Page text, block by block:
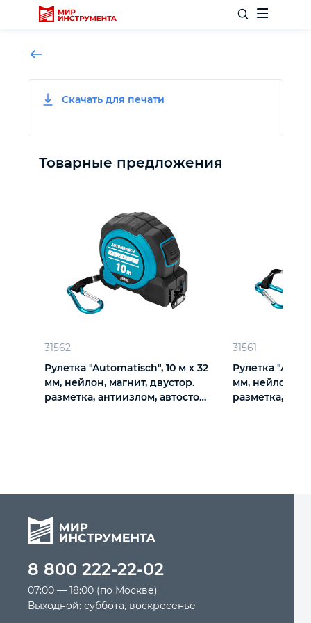
Отделочный инструмент
Садовый инвентарь
Измерительный инструмент
Силовое оборудование
Автомобильный инструмент
Крепежный инструмент
Скачать для печати
Товарные предложения
31562
Рулетка "Automatisch", 10 м х 32
мм, нейлон, магнит, двустор.
разметка, антиизлом, автоcтоп
31561
Рулетка
мм, нейлон,
разметка,
8 800 222-22-02
07:00 — 18:00 (по Москве)
Выходной: суббота, воскресенье